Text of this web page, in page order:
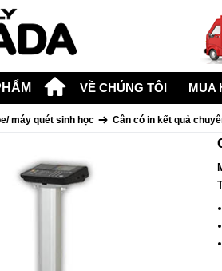
VỀ CHÚNG TÔI MUA
máy quét sinh học Cân có in kết quả